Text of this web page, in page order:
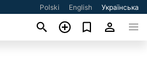
Polski English Українська